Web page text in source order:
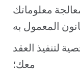
معلوماتك
لتنفيذ العقد
معك؛